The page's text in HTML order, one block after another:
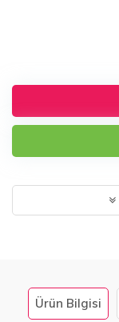
Ürün Bilgisi